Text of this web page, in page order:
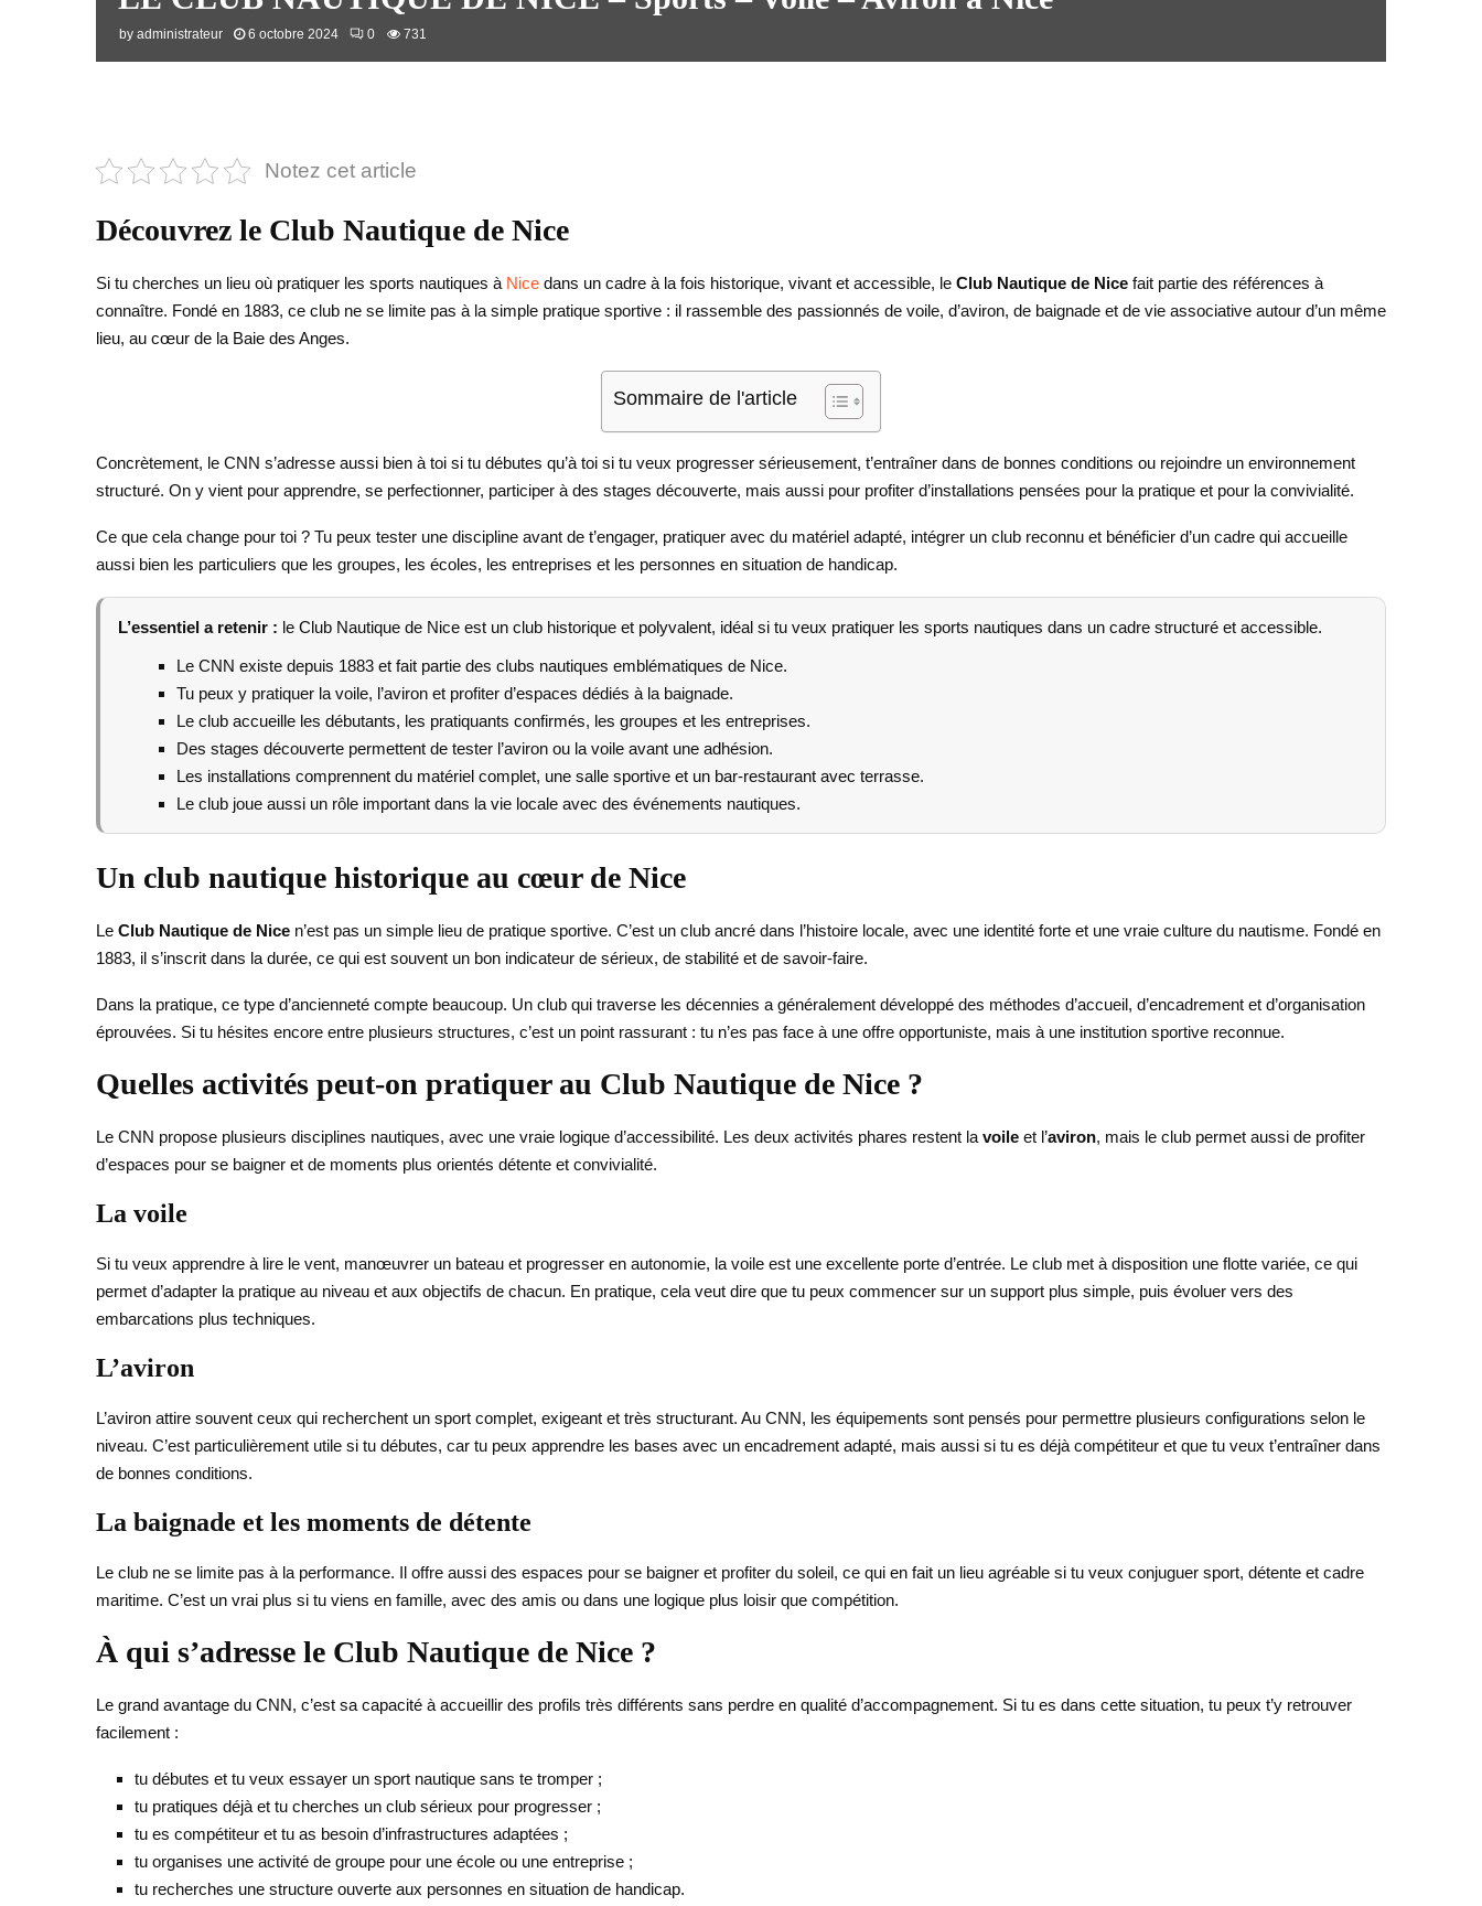
by administrateur 6 octobre 2024 0 731
Notez cet article
Découvrez le Club Nautique de Nice
Si tu cherches un lieu où pratiquer les sports nautiques à Nice dans un cadre à la fois historique, vivant et accessible, le Club Nautique de Nice fait partie des références à
connaître. Fondé en 1883, ce club ne se limite pas à la simple pratique sportive : il rassemble des passionnés de voile, d’aviron, de baignade et de vie associative autour d’un même
lieu, au cœur de la Baie des Anges.
Sommaire de l'article
Concrètement, le CNN s’adresse aussi bien à toi si tu débutes qu’à toi si tu veux progresser sérieusement, t’entraîner dans de bonnes conditions ou rejoindre un environnement
structuré. On y vient pour apprendre, se perfectionner, participer à des stages découverte, mais aussi pour profiter d’installations pensées pour la pratique et pour la convivialité.
Ce que cela change pour toi ? Tu peux tester une discipline avant de t’engager, pratiquer avec du matériel adapté, intégrer un club reconnu et bénéficier d’un cadre qui accueille
aussi bien les particuliers que les groupes, les écoles, les entreprises et les personnes en situation de handicap.
L’essentiel a retenir : le Club Nautique de Nice est un club historique et polyvalent, idéal si tu veux pratiquer les sports nautiques dans un cadre structuré et accessible.
Le CNN existe depuis 1883 et fait partie des clubs nautiques emblématiques de Nice.
Tu peux y pratiquer la voile, l’aviron et profiter d’espaces dédiés à la baignade.
Le club accueille les débutants, les pratiquants confirmés, les groupes et les entreprises.
Des stages découverte permettent de tester l’aviron ou la voile avant une adhésion.
Les installations comprennent du matériel complet, une salle sportive et un bar-restaurant avec terrasse.
Le club joue aussi un rôle important dans la vie locale avec des événements nautiques.
Un club nautique historique au cœur de Nice
Le Club Nautique de Nice n’est pas un simple lieu de pratique sportive. C’est un club ancré dans l’histoire locale, avec une identité forte et une vraie culture du nautisme. Fondé en
1883, il s’inscrit dans la durée, ce qui est souvent un bon indicateur de sérieux, de stabilité et de savoir-faire.
Dans la pratique, ce type d’ancienneté compte beaucoup. Un club qui traverse les décennies a généralement développé des méthodes d’accueil, d’encadrement et d’organisation
éprouvées. Si tu hésites encore entre plusieurs structures, c’est un point rassurant : tu n’es pas face à une offre opportuniste, mais à une institution sportive reconnue.
Quelles activités peut-on pratiquer au Club Nautique de Nice ?
Le CNN propose plusieurs disciplines nautiques, avec une vraie logique d’accessibilité. Les deux activités phares restent la voile et l’aviron, mais le club permet aussi de profiter
d’espaces pour se baigner et de moments plus orientés détente et convivialité.
La voile
Si tu veux apprendre à lire le vent, manœuvrer un bateau et progresser en autonomie, la voile est une excellente porte d’entrée. Le club met à disposition une flotte variée, ce qui
permet d’adapter la pratique au niveau et aux objectifs de chacun. En pratique, cela veut dire que tu peux commencer sur un support plus simple, puis évoluer vers des
embarcations plus techniques.
L’aviron
L’aviron attire souvent ceux qui recherchent un sport complet, exigeant et très structurant. Au CNN, les équipements sont pensés pour permettre plusieurs configurations selon le
niveau. C’est particulièrement utile si tu débutes, car tu peux apprendre les bases avec un encadrement adapté, mais aussi si tu es déjà compétiteur et que tu veux t’entraîner dans
de bonnes conditions.
La baignade et les moments de détente
Le club ne se limite pas à la performance. Il offre aussi des espaces pour se baigner et profiter du soleil, ce qui en fait un lieu agréable si tu veux conjuguer sport, détente et cadre
maritime. C’est un vrai plus si tu viens en famille, avec des amis ou dans une logique plus loisir que compétition.
À qui s’adresse le Club Nautique de Nice ?
Le grand avantage du CNN, c’est sa capacité à accueillir des profils très différents sans perdre en qualité d’accompagnement. Si tu es dans cette situation, tu peux t’y retrouver
facilement :
tu débutes et tu veux essayer un sport nautique sans te tromper ;
tu pratiques déjà et tu cherches un club sérieux pour progresser ;
tu es compétiteur et tu as besoin d’infrastructures adaptées ;
tu organises une activité de groupe pour une école ou une entreprise ;
tu recherches une structure ouverte aux personnes en situation de handicap.